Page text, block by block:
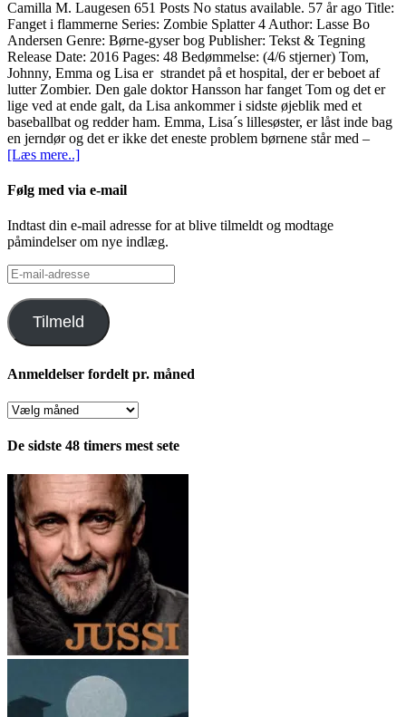
Camilla M. Laugesen 651 Posts No status available. 57 år ago Title:
Fanget i flammerne Series: Zombie Splatter 4 Author: Lasse Bo
Andersen Genre: Børne-gyser bog Publisher: Tekst & Tegning
Release Date: 2016 Pages: 48 Bedømmelse: (4/6 stjerner) Tom,
Johnny, Emma og Lisa er strandet på et hospital, der er beboet af
lutter Zombier. Den gale doktor Hansson har fanget Tom og det er
lige ved at ende galt, da Lisa ankommer i sidste øjeblik med et
baseballbat og redder ham. Emma, Lisa´s lillesøster, er låst inde bag
en jerndør og det er ikke det eneste problem børnene står med –
[Læs mere..]
Følg med via e-mail
Indtast din e-mail adresse for at blive tilmeldt og modtage
påmindelser om nye indlæg.
E-
mail-
adresse
Tilmeld
Anmeldelser fordelt pr. måned
Anmeldelser
pr.
De sidste 48 timers mest sete